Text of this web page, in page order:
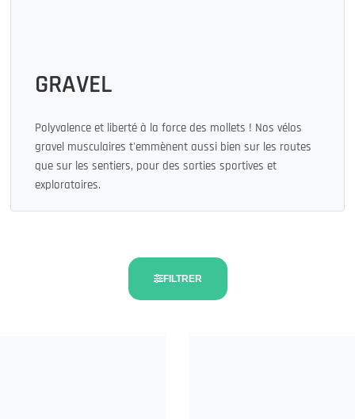
GRAVEL
Polyvalence et liberté à la force des mollets ! Nos vélos
gravel musculaires t'emmènent aussi bien sur les routes
que sur les sentiers, pour des sorties sportives et
exploratoires.
FILTRER